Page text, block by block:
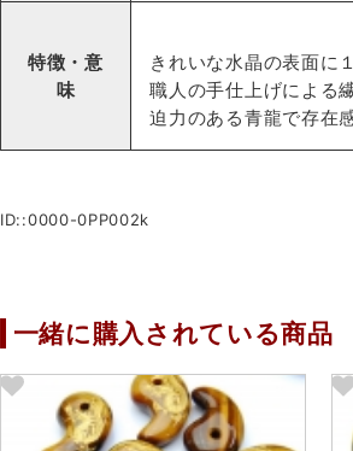
特徴・意
味
きれいな水晶の表面に
職人の手仕上げによる
迫力のある青龍で存在
ID::0000-0PP002k
一緒に購入されている商品